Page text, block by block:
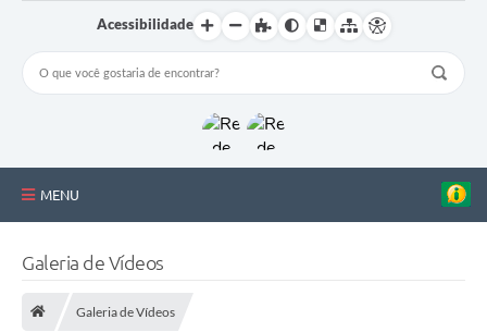
Acessibilidade
MENU
Galeria de Vídeos
Galeria de Vídeos